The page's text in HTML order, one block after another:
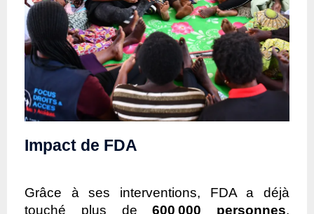
Impact de FDA
Grâce à ses interventions, FDA a déjà
touché plus de600 000 personnes,